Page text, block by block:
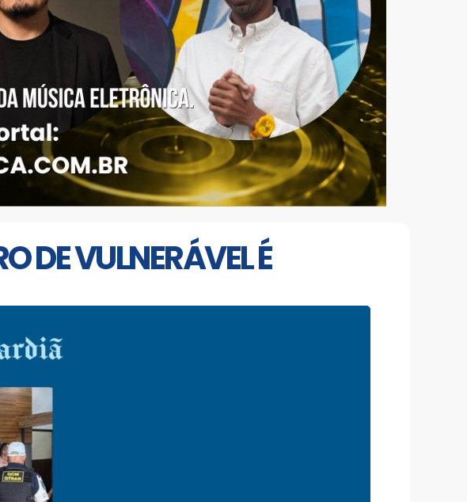
DE VULNERÁVEL É